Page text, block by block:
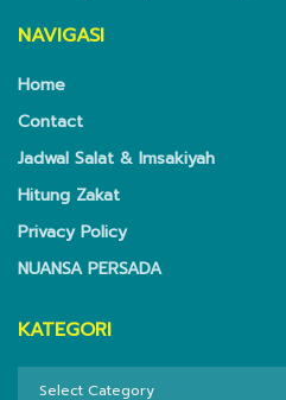
NAVIGASI
Home
Contact
Jadwal Salat & Imsakiyah
Hitung Zakat
Privacy Policy
NUANSA PERSADA
KATEGORI
KATEGORI